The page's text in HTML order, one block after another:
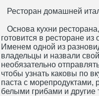
Ресторан домашней
Основа кухни
готовится в ресторане из
Именем одной из
владельцы и назвали
необязательно
чтобы узнать каковы по
паста с морепродуктами,
белыми грибами и